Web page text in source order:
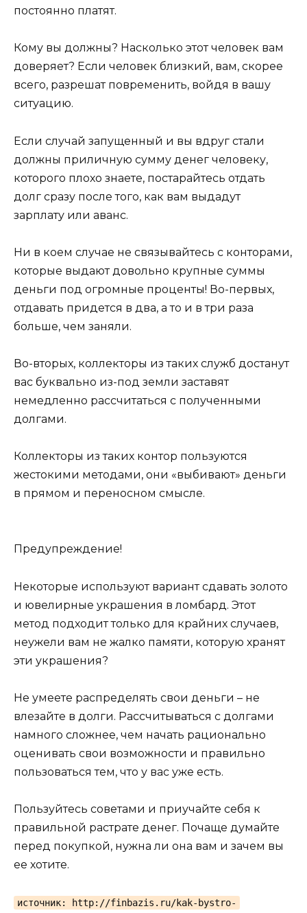
постоянно платят.
Кому вы должны? Насколько этот человек вам
доверяет? Если человек близкий, вам, скорее
всего, разрешат повременить, войдя в вашу
ситуацию.
Если случай запущенный и вы вдруг стали
должны приличную сумму денег человеку,
которого плохо знаете, постарайтесь отдать
долг сразу после того, как вам выдадут
зарплату или аванс.
Ни в коем случае не связывайтесь с конторами,
которые выдают довольно крупные суммы
деньги под огромные проценты! Во-первых,
отдавать придется в два, а то и в три раза
больше, чем заняли.
Во-вторых, коллекторы из таких служб достанут
вас буквально из-под земли заставят
немедленно рассчитаться с полученными
долгами.
Коллекторы из таких контор пользуются
жестокими методами, они «выбивают» деньги
в прямом и переносном смысле.
Предупреждение!
Некоторые используют вариант сдавать золото
и ювелирные украшения в ломбард. Этот
метод подходит только для крайних случаев,
неужели вам не жалко памяти, которую хранят
эти украшения?
Не умеете распределять свои деньги – не
влезайте в долги. Рассчитываться с долгами
намного сложнее, чем начать рационально
оценивать свои возможности и правильно
пользоваться тем, что у вас уже есть.
Пользуйтесь советами и приучайте себя к
правильной растрате денег. Почаще думайте
перед покупкой, нужна ли она вам и зачем вы
ее хотите.
источник: http://finbazis.ru/kak-bystro-